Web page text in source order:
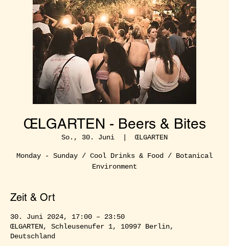
ŒLGARTEN - Beers & Bites
So., 30. Juni
  |
ŒLGARTEN
Monday - Sunday / Cool Drinks & Food / Botanical
Environment
Zeit & Ort
30. Juni 2024, 17:00 – 23:50
ŒLGARTEN, Schleusenufer 1, 10997 Berlin,
Deutschland